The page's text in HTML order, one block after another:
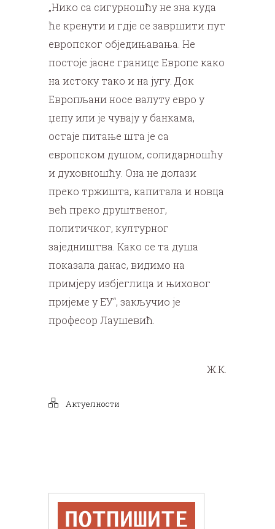
„Нико са сигурношћу не зна куда
ће кренути и гдје се завршити пут
европског обједињавања. Не
постоје јасне границе Европе како
на истоку тако и на југу. Док
Европљани носе валуту евро у
џепу или је чувају у банкама,
остаје питање шта је са
европском душом, солидарношћу
и духовношћу. Она не долази
преко тржишта, капитала и новца
већ преко друштвеног,
политичког, културног
заједништва. Како се та душа
показала данас, видимо на
примјеру избјеглица и њиховог
пријеме у ЕУ“, закључио је
професор Лаушевић.
Ж.К.
Актуелности